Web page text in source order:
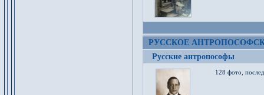
РУССКОЕ
Русские антропософы
128 фото,